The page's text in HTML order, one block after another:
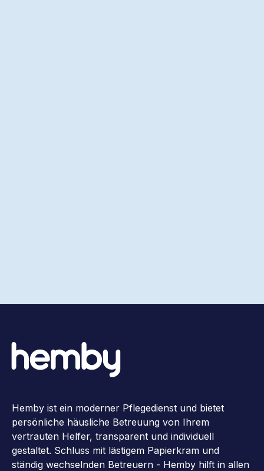
Hemby ist ein moderner Pflegedienst und bietet
persönliche häusliche Betreuung von Ihrem
vertrauten Helfer, transparent und individuell
gestaltet. Schluss mit lästigem Papierkram und
ständig wechselnden Betreuern - Hemby hilft in allen